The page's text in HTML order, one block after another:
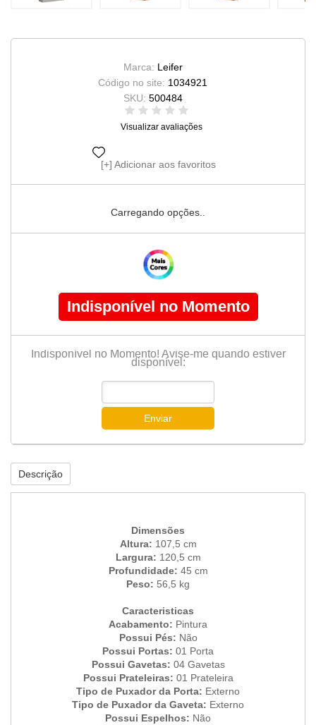
Marca: Leifer
Código no site: 1034921
SKU: 500484
Visualizar avaliações
Adicionar aos favoritos
Carregando opções..
Indisponível no Momento
Indisponível no Momento! Avise-me quando estiver
disponível:
Enviar
Descrição
Dimensões
Altura: 107,5 cm
Largura: 120,5 cm
Profundidade: 45 cm
Peso: 56,5 kg
Caracteristicas
Acabamento: Pintura
Possui Pés: Não
Possui Portas: 01 Porta
Possui Gavetas: 04 Gavetas
Possui Prateleiras: 01 Prateleira
Tipo de Puxador da Porta: Externo
Tipo de Puxador da Gaveta: Externo
Possui Espelhos: Não